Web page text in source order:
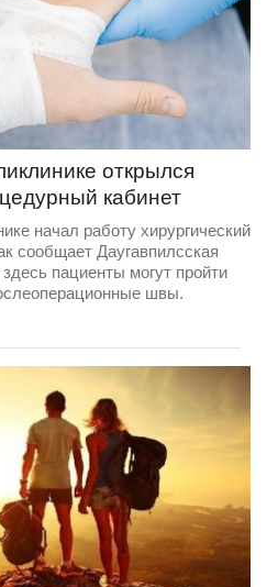
открылся
кабинет
начал работу хирургический
сообщает Даугавпилсская
пациенты могут пройти
швы.